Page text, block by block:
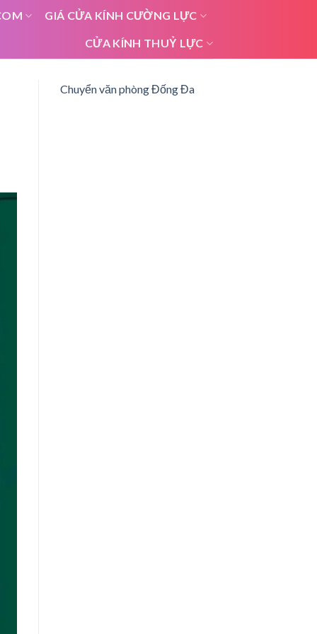
GIÁ CỬA KÍNH CƯỜNG LỰC
CỬA KÍNH THUỶ LỰC
Chuyển văn phòng Đống Đa